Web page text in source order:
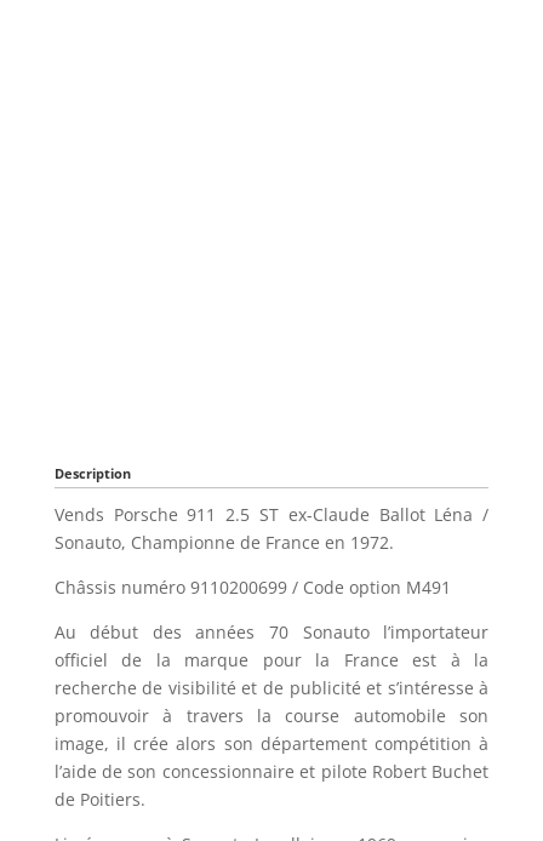
Description
Vends Porsche 911 2.5 ST ex-Claude Ballot Léna /
Sonauto, Championne de France en 1972.
Châssis numéro 9110200699 / Code option M491
Au début des années 70 Sonauto l’importateur
officiel de la marque pour la France est à la
recherche de visibilité et de publicité et s’intéresse à
promouvoir à travers la course automobile son
image, il crée alors son département compétition à
l’aide de son concessionnaire et pilote Robert Buchet
de Poitiers.